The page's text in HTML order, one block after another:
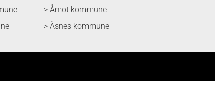
> Åmot kommune
> Åsnes kommune